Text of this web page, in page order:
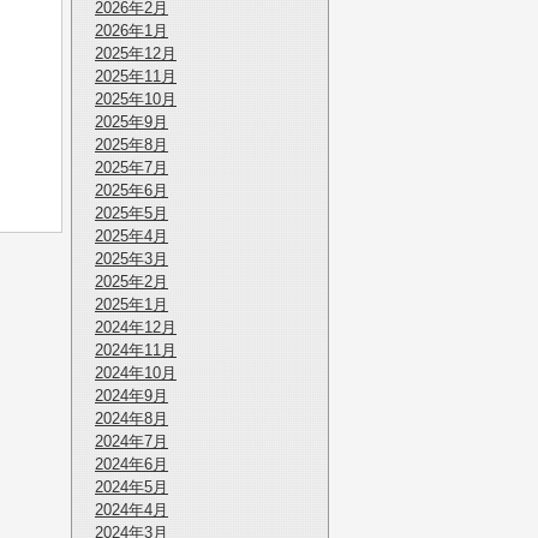
2026年2月
2026年1月
2025年12月
2025年11月
2025年10月
2025年9月
2025年8月
2025年7月
2025年6月
2025年5月
2025年4月
2025年3月
2025年2月
2025年1月
2024年12月
2024年11月
2024年10月
2024年9月
2024年8月
2024年7月
2024年6月
2024年5月
2024年4月
2024年3月